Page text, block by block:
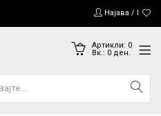
Најава /
Артикли: 0
Вк.: 0ден.